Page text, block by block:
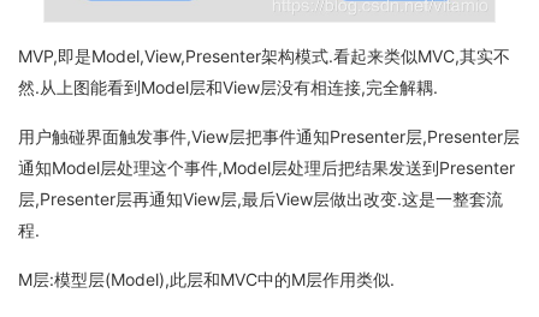
MVP,即是Model,View,Presenter架构模式.看起来类似MVC,其实不
然.从上图能看到Model层和View层没有相连接,完全解耦.
用户触碰界面触发事件,View层把事件通知Presenter层,Presenter层
通知Model层处理这个事件,Model层处理后把结果发送到Presenter
层,Presenter层再通知View层,最后View层做出改变.这是一整套流
程.
M层:模型层(Model),此层和MVC中的M层作用类似.